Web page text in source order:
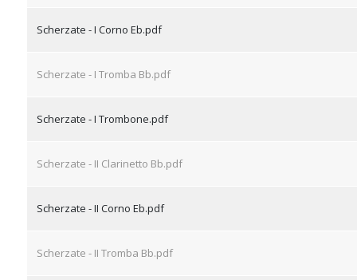
Scherzate - I Corno Eb.pdf
Scherzate - I Tromba Bb.pdf
Scherzate - I Trombone.pdf
Scherzate - II Clarinetto Bb.pdf
Scherzate - II Corno Eb.pdf
Scherzate - II Tromba Bb.pdf